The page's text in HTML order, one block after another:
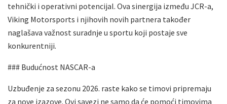
tehnički i operativni potencijal. Ova sinergija između JCR-a,
Viking Motorsports i njihovih novih partnera također
naglašava važnost suradnje u sportu koji postaje sve
konkurentniji.
### Budućnost NASCAR-a
Uzbuđenje za sezonu 2026. raste kako se timovi pripremaju
za nove izazove. Ovi savezi ne samo da će pomoći timovima